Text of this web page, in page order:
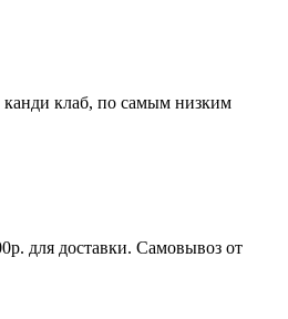
клаб, по самым низким
для доставки. Самовывоз от